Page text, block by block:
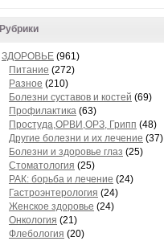
Рубрики
ЗДОРОВЬЕ (961)
Питание (272)
Разное (210)
Болезни суставов и костей (69)
Профилактика (63)
Простуда,ОРВИ,ОРЗ, Грипп (48)
Другие болезни и их лечение (37)
Болезни и здоровье глаз (25)
Стоматология (25)
РАК: борьба и лечение (24)
Гастроэнтерология (24)
Женское здоровье (24)
Онкология (21)
Флебология (20)